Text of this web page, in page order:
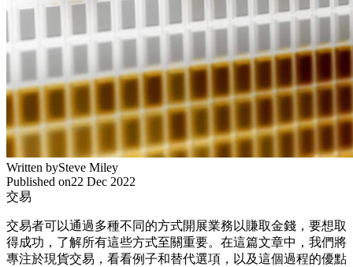
Written bySteve Miley
Published on22 Dec 2022
交易
交易者可以通過多種不同的方式開展業務以賺取金錢，要想取
得成功，了解所有這些方式至關重要。在這篇文章中，我們將
專注於現貨交易，看看例子和替代選項，以及這個過程的優點